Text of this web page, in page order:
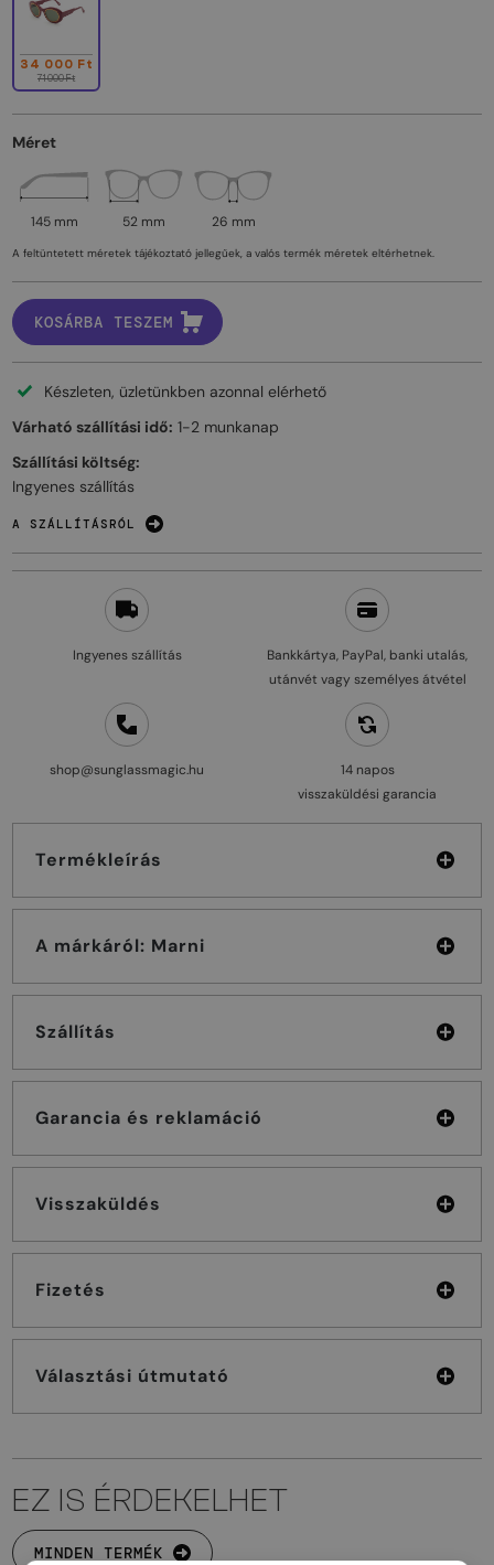
Ingyenes szállítás
Bankkártya, PayPal, banki utalás,
utánvét vagy személyes átvétel
shop@sunglassmagic.hu
14 napos
visszaküldési garancia
Termékleírás
A márkáról: Marni
Szállítás
Garancia és reklamáció
Visszaküldés
Fizetés
Választási útmutató
34 000 Ft
71 000 Ft
Méret
145 mm 52 mm 26 mm
A feltüntetett méretek tájékoztató jellegűek, a valós termék méretek eltérhetnek.
KOSÁRBA TESZEM
Készleten, üzletünkben azonnal elérhető
Várható szállítási idő: 1-2 munkanap
Szállítási költség:
Ingyenes szállítás
A SZÁLLÍTÁSRÓL
EZ IS ÉRDEKELHET
MINDEN TERMÉK